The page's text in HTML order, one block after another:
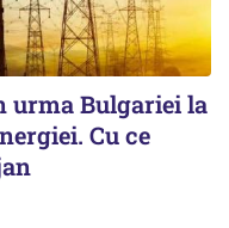
urma Bulgariei la
Cu ce